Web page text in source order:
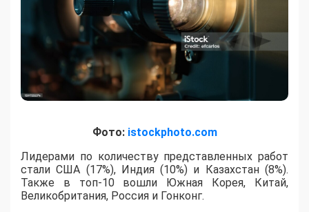
Фото: istockphoto.com
Лидерами по количеству представленных работ
стали США (17%), Индия (10%) и Казахстан (8%).
Также в топ-10 вошли Южная Корея, Китай,
Великобритания, Россия и Гонконг.